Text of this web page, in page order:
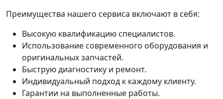
Преимущества нашего сервиса включают в себя:
Высокую квалификацию специалистов.
Использование современного оборудования и
оригинальных запчастей.
Быструю диагностику и ремонт.
Индивидуальный подход к каждому клиенту.
Гарантии на выполненные работы.